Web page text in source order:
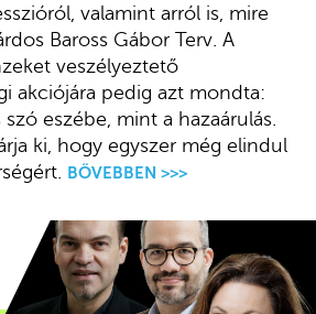
valamint arról is, mire
Baross Gábor Terv. A
veszélyeztető
akciójára pedig azt mondta:
eszébe, mint a hazaárulás.
ki, hogy egyszer még elindul
BŐVEBBEN >>>